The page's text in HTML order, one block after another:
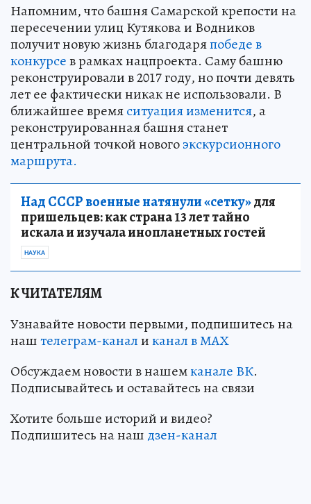
Напомним, что башня Самарской крепости на
пересечении улиц Кутякова и Водников
получит новую жизнь благодаряпобеде в
конкурсев рамках нацпроекта. Саму башню
реконструировали в 2017 году, но почти девять
лет ее фактически никак не использовали. В
ближайшее времяситуация изменится, а
реконструированная башня станет
центральной точкой новогоэкскурсионного
маршрута.
Над СССР военные натянули «сетку»для
пришельцев: как страна 13 лет тайно
искала и изучала инопланетных гостей
НАУКА
К ЧИТАТЕЛЯМ
Узнавайте новости первыми, подпишитесь на
наштелеграм-каналиканал в МАХ
Обсуждаем новости в нашемканале ВК.
Подписывайтесь и оставайтесь на связи
Хотите больше историй и видео?
Подпишитесь на наш дзен-канал